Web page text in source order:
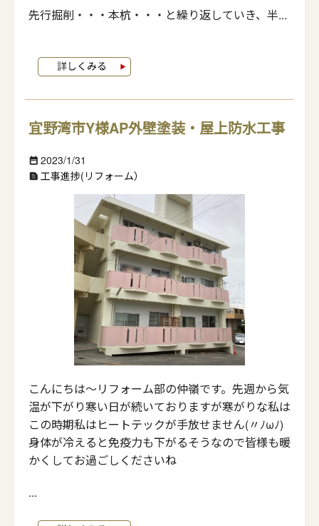
先行掘削・・・本杭・・・と繰り返していき、半...
宜野湾市Y様AP外壁塗装・屋上防水工事
date_range 2023/1/31
text_snippet 工事進捗(リフォーム）
こんにちは～リフォーム部の仲嶺です。先週から気
温が下がり寒い日が続いておりますが寒がりな私は
この時期私はヒートテックが手放せません(〃ﾉωﾉ)
身体が冷えると免疫力も下がるそうなので皆様も暖
かくしてお過ごしくださいね
...